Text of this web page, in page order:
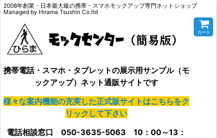
2008年創業・日本最大級の携帯・スマホモックアップ専門ネットショップ
Managed by Hirama Tsushin Co.ltd
携帯電話・スマホ・タブレットの展示用サンプル（モ
ックアップ）ネット通販サイトです
様々な案内機能の充実した正式版サイトはこちらをク
リックして下さい
電話相談窓口 050-3635-5063 10：00～13：
カート